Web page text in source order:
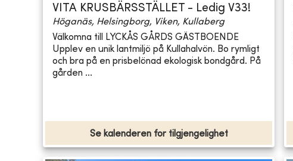
VITA KRUSBÄRSSTÄLLET - Ledig V33!
Höganäs, Helsingborg, Viken, Kullaberg
Välkomna till LYCKÅS GÅRDS GÄSTBOENDE
Upplev en unik lantmiljö på Kullahalvön. Bo rymligt
och bra på en prisbelönad ekologisk bondgård. På
gården ...
Se kalenderen for tilgjengelighet